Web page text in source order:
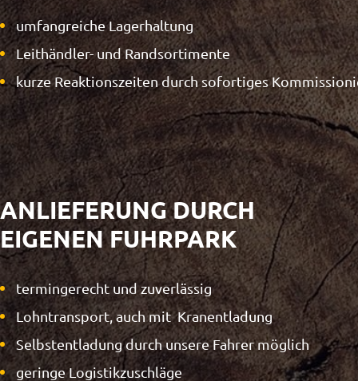
umfangreiche Lagerhaltung
Leithändler- und Randsortimente
kurze Reaktionszeiten durch sofortiges
ANLIEFERUNG DURCH
EIGENEN FUHRPARK
termingerecht und zuverlässig
Lohntransport, auch mit Kranentladung
Selbstentladung durch unsere Fahrer möglich
geringe Logistikzuschläge